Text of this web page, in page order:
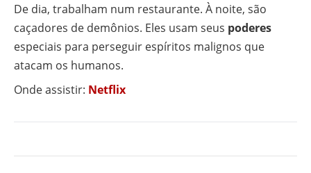
De dia, trabalham num restaurante. À noite, são
caçadores de demônios. Eles usam seus poderes
especiais para perseguir espíritos malignos que
atacam os humanos.
Onde assistir: Netflix